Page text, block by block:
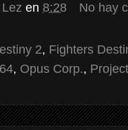
en 8:28 No hay
2, Fighters
, Opus Corp.,